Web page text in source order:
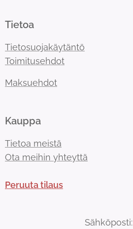
Tietoa
Tietosuojakäytäntö
Toimitusehdot
Maksuehdot
Kauppa
Tietoa meistä
Ota meihin yhteyttä
Peruuta tilaus
Sähköposti: